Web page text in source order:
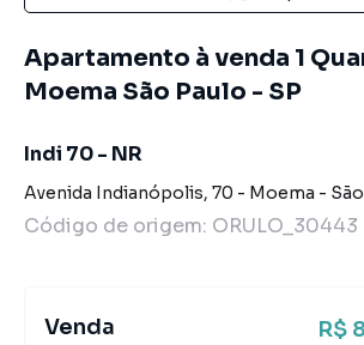
Apartamento à venda 1
Moema São Paulo - SP
Indi 70 - NR
Avenida Indianópolis, 70 - Moema -
Código de origem: ORULO_30443
Venda R$